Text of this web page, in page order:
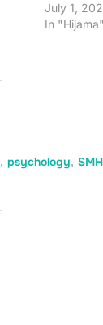
July 1,
In
, psychology,